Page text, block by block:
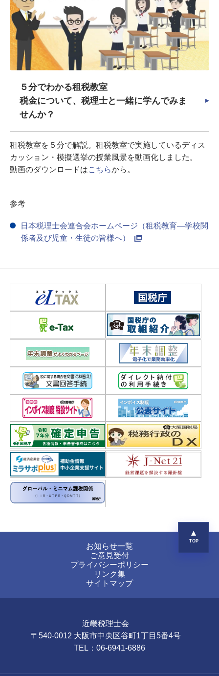
５分でわかる租税教室
税金について、税理士と一緒に学んでみま
せんか？
租税教室を５分で解説。租税教室で実施しているディス
カッション・模擬選挙の授業風景を動画化しました。
動画のダウンロードはこちらから。
参考
日本税理士会連合会ホームページ（租税教育―学校関
係者及び児童・生徒の皆様へ）
お知らせ一覧
ご意見受付
プライバシーポリシー
リンク集
サイトマップ
近畿税理士会
〒540-0012 大阪市中央区谷町1丁目5番4号
TEL：06-6941-6886